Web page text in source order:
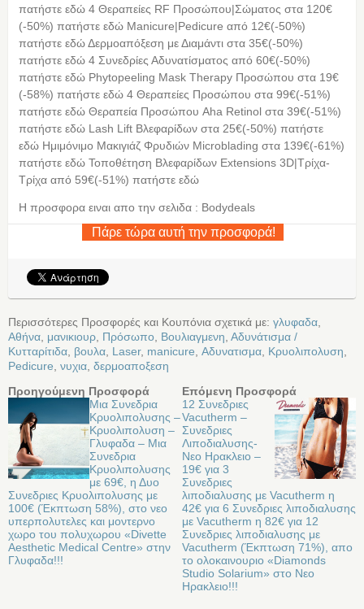
πατήστε εδώ 4 Θεραπείες RF Προσώπου|Σώματος στα 120€
(-50%) πατήστε εδώ Manicure|Pedicure από 12€(-50%)
πατήστε εδώ Δερμοαπόξεση με Διαμάντι στα 35€(-50%)
πατήστε εδώ 4 Συνεδρίες Αδυνατίσματος από 60€(-50%)
πατήστε εδώ Phytopeeling Mask Therapy Προσώπου στα 19€
(-58%) πατήστε εδώ 4 Θεραπείες Προσώπου στα 99€(-51%)
πατήστε εδώ Θεραπεία Προσώπου Aha Retinol στα 39€(-51%)
πατήστε εδώ Lash Lift Βλεφαρίδων στα 25€(-50%) πατήστε
εδώ Ημιμόνιμο Μακιγιάζ Φρυδιών Microblading στα 139€(-61%)
πατήστε εδώ Τοποθέτηση Βλεφαρίδων Extensions 3D|Τρίχα-
Τρίχα από 59€(-51%) πατήστε εδώ
Η προσφορα ειναι απο την σελιδα : Bodydeals
Πάρε τώρα αυτή την προσφορά!
Περισσότερες Προσφορές και Κουπόνια σχετικά με: γλυφαδα
Αθήνα μανικιουρ Πρόσωπο Βουλιαγμενη Αδυνάτισμα /
Κυτταρίτιδα βουλα Laser, manicure Αδυνατισμα Κρυολιπολυση
Pedicure νυχια δερμοαποξεση
Προηγούμενη Προσφορά
Μια Συνεδρια
Κρυολιπολυσης –
Κρυολιπολυση –
Γλυφαδα – Μια
Συνεδρια
Κρυολιπολυσης
με 69€, η Δυο
Συνεδριες Κρυολιπολυσης με
100€ (Έκπτωση 58%), στο νεο
υπερπολυτελες και μοντερνο
χωρο του πολυχωρου «Divette
Aesthetic Medical Centre» στην
Γλυφαδα!!!
Επόμενη Προσφορά
12 Συνεδριες
Vacutherm –
Συνεδριες
Λιποδιαλυσης-
Νεο Ηρακλειο –
19€ για 3
Συνεδριες
λιποδιαλυσης με Vacutherm η
42€ για 6 Συνεδριες λιποδιαλυσης
με Vacutherm η 82€ για 12
Συνεδριες λιποδιαλυσης με
Vacutherm (Έκπτωση 71%), απο
το ολοκαινουριο «Diamonds
Studio Solarium» στο Νεο
Ηρακλειο!!!